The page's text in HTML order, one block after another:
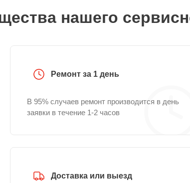
нашего
Ремонт за 1 день
В 95% случаев ремонт производится в день
заявки в течение 1-2 часов
Доставка или выезд